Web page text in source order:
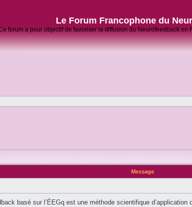
Le Forum Francophone du
forum a pour objectif de favoriser la diffusion du Neurofeedback en
Message
basé sur l’ÉEGq est une méthode scientifique